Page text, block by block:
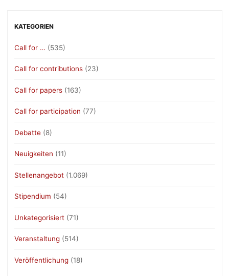
KATEGORIEN
Call for … (535)
Call for contributions (23)
Call for papers (163)
Call for participation (77)
Debatte (8)
Neuigkeiten (11)
Stellenangebot (1.069)
Stipendium (54)
Unkategorisiert (71)
Veranstaltung (514)
Veröffentlichung (18)